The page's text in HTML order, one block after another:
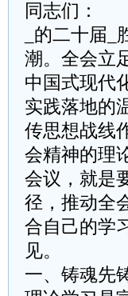
同志们：
_的二十届
潮。全会立
中国式现代
实践落地的
传思想战线
会精神的理
会议，就是
径，推动全
合自己的学
见。
一、铸魂先